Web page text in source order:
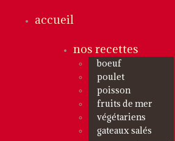
accueil
nos recettes
boeuf
poulet
poisson
fruits de mer
végétariens
gateaux salés